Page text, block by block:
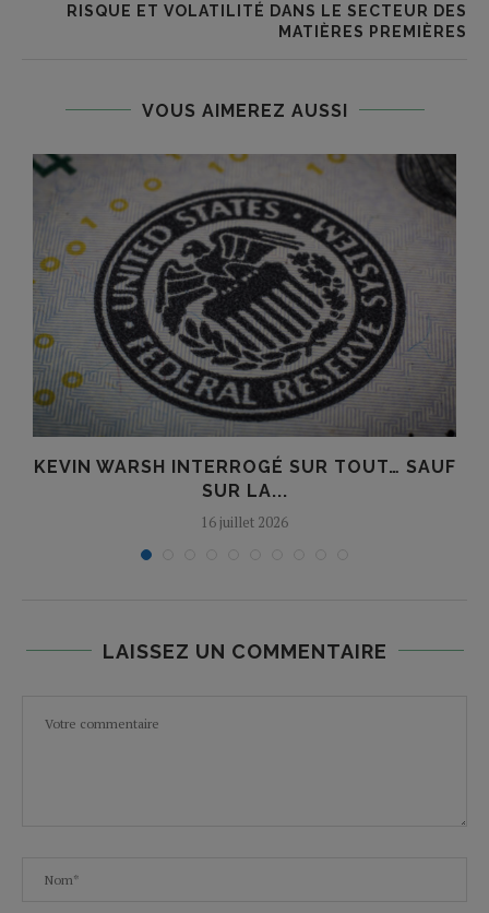
RISQUE ET VOLATILITÉ DANS LE SECTEUR DES
MATIÈRES PREMIÈRES
VOUS AIMEREZ AUSSI
KEVIN WARSH INTERROGÉ SUR TOUT… SAUF
SUR LA...
16 juillet 2026
LAISSEZ UN COMMENTAIRE